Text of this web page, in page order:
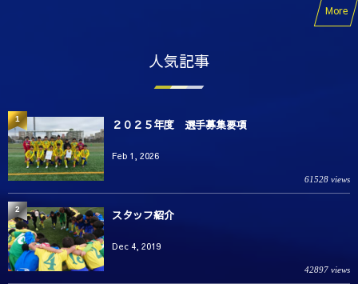
More
人気記事
２０２５年度 選手募集要項
Feb 1, 2026
61528 views
1
スタッフ紹介
Dec 4, 2019
42897 views
2